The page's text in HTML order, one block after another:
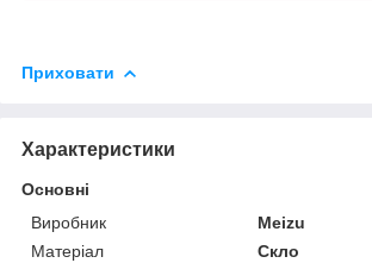
Приховати
Характеристики
Основні
Виробник
Meizu
Матеріал
Скло